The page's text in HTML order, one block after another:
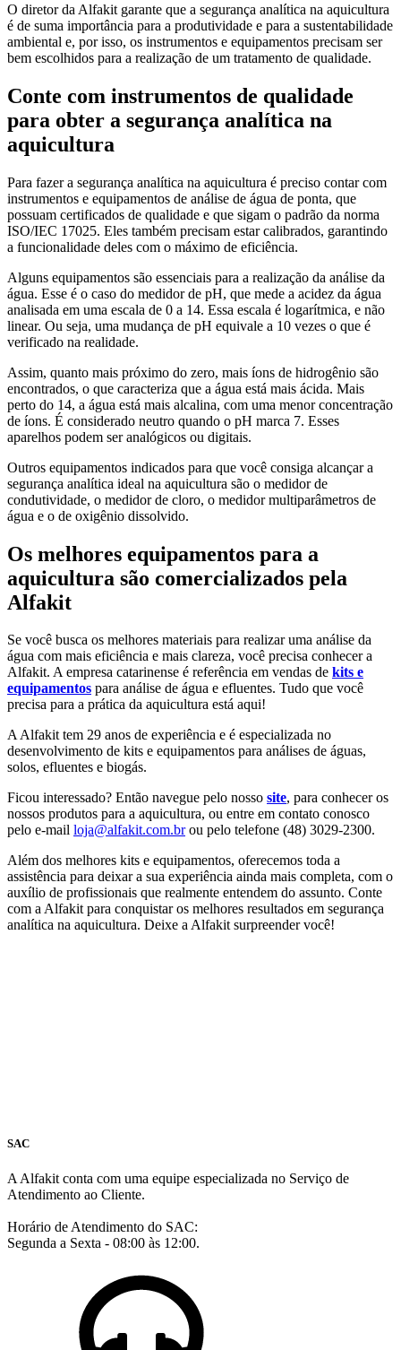
O diretor da Alfakit garante que a segurança analítica na aquicultura
é de suma importância para a produtividade e para a sustentabilidade
ambiental e, por isso, os instrumentos e equipamentos precisam ser
bem escolhidos para a realização de um tratamento de qualidade.
Conte com instrumentos de qualidade
para obter a segurança analítica na
aquicultura
Para fazer a segurança analítica na aquicultura é preciso contar com
instrumentos e equipamentos de análise de água de ponta, que
possuam certificados de qualidade e que sigam o padrão da norma
ISO/IEC 17025. Eles também precisam estar calibrados, garantindo
a funcionalidade deles com o máximo de eficiência.
Alguns equipamentos são essenciais para a realização da análise da
água. Esse é o caso do medidor de pH, que mede a acidez da água
analisada em uma escala de 0 a 14. Essa escala é logarítmica, e não
linear. Ou seja, uma mudança de pH equivale a 10 vezes o que é
verificado na realidade.
Assim, quanto mais próximo do zero, mais íons de hidrogênio são
encontrados, o que caracteriza que a água está mais ácida. Mais
perto do 14, a água está mais alcalina, com uma menor concentração
de íons. É considerado neutro quando o pH marca 7. Esses
aparelhos podem ser analógicos ou digitais.
Outros equipamentos indicados para que você consiga alcançar a
segurança analítica ideal na aquicultura são o medidor de
condutividade, o medidor de cloro, o medidor multiparâmetros de
água e o de oxigênio dissolvido.
Os melhores equipamentos para a
aquicultura são comercializados pela
Alfakit
Se você busca os melhores materiais para realizar uma análise da
água com mais eficiência e mais clareza, você precisa conhecer a
Alfakit. A empresa catarinense é referência em vendas de kits e
equipamentos para análise de água e efluentes. Tudo que você
precisa para a prática da aquicultura está aqui!
A Alfakit tem 29 anos de experiência e é especializada no
desenvolvimento de kits e equipamentos para análises de águas,
solos, efluentes e biogás.
Ficou interessado? Então navegue pelo nosso site, para conhecer os
nossos produtos para a aquicultura, ou entre em contato conosco
pelo e-mail loja@alfakit.com.brou pelo telefone (48) 3029-2300.
Além dos melhores kits e equipamentos, oferecemos toda a
assistência para deixar a sua experiência ainda mais completa, com o
auxílio de profissionais que realmente entendem do assunto. Conte
com a Alfakit para conquistar os melhores resultados em segurança
analítica na aquicultura. Deixe a Alfakit surpreender você!
SAC
A Alfakit conta com uma equipe especializada no Serviço de
Atendimento ao Cliente.
Horário de Atendimento do SAC:
Segunda a Sexta - 08:00 às 12:00.